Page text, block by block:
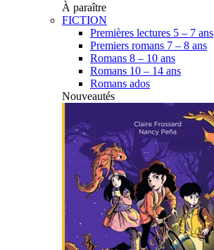
À paraître
FICTION
Premières lectures 5 – 7 ans
Premiers romans 7 – 8 ans
Romans 8 – 10 ans
Romans 10 – 14 ans
Romans ados
Nouveautés